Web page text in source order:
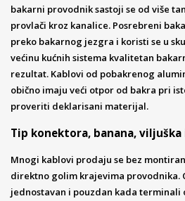
bakarni provodnik sastoji se od više
provlači kroz kanalice. Posrebreni
preko bakarnog jezgra i koristi se u
većinu kućnih sistema kvalitetan
rezultat. Kablovi od pobakrenog
obično imaju veći otpor od bakra pri
proveriti deklarisani materijal.
Tip konektora, banana, viljuška
Mnogi kablovi prodaju se bez
direktno golim krajevima provodnika.
jednostavan i pouzdan kada terminali